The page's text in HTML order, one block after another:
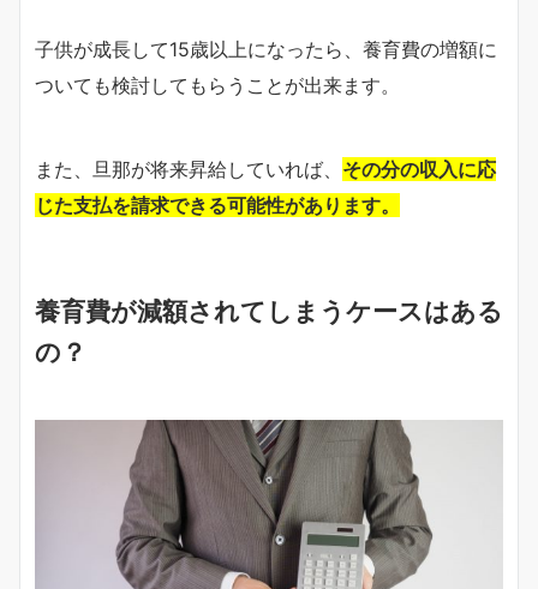
子供が成長して15歳以上になったら、養育費の増額に
ついても検討してもらうことが出来ます。
また、旦那が将来昇給していれば、 その分の収入に応
じた支払を請求できる可能性があります。
養育費が減額されてしまうケースはある
の？